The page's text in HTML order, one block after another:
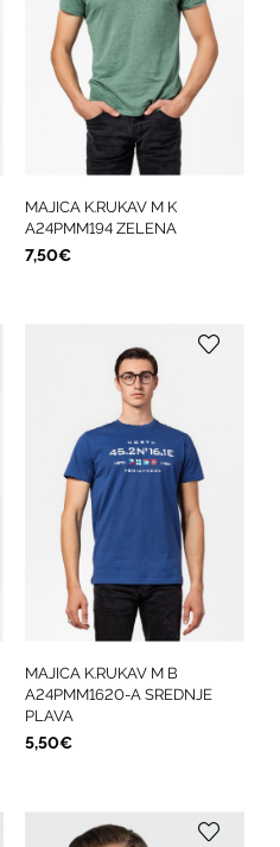
MAJICA K.RUKAV M K
A24PMM194 ZELENA
7,50€
MAJICA K.RUKAV M B
A24PMM1620-A SREDNJE
PLAVA
5,50€